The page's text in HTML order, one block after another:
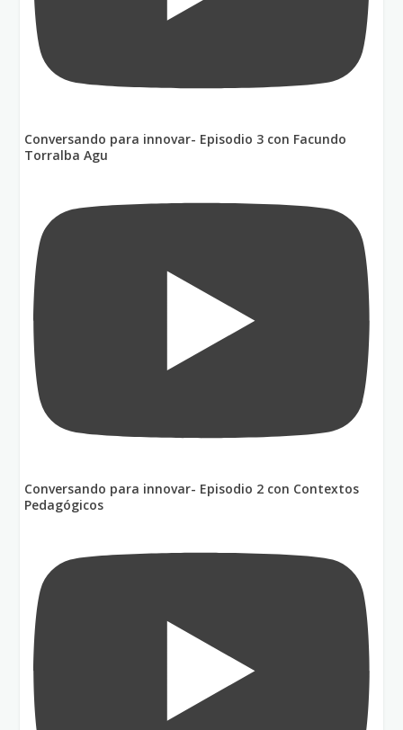
Conversando para innovar- Episodio 3 con Facundo
Torralba Agu
Conversando para innovar- Episodio 2 con Contextos
Pedagógicos